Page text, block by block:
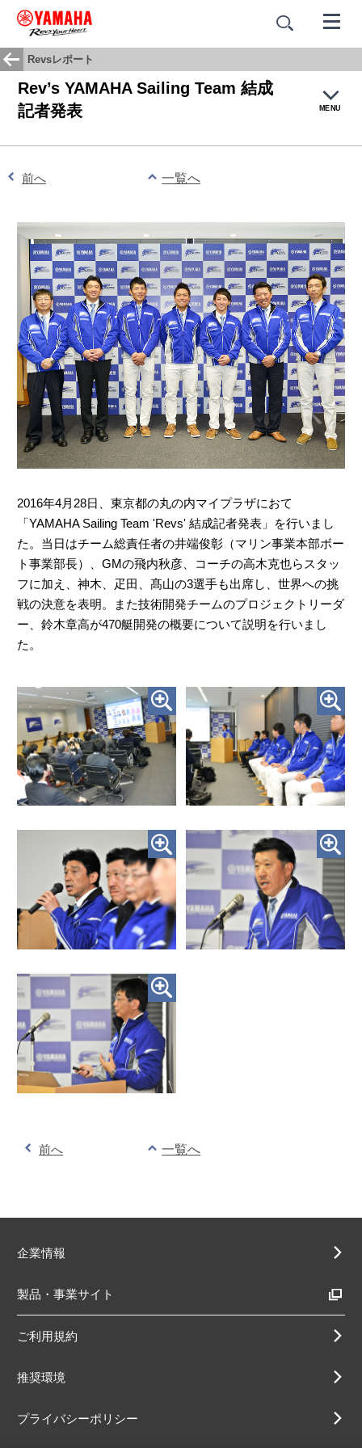
Revsレポート
Rev’s YAMAHA Sailing Team 結成
記者発表
MENU
選手
スケジュール
Revsレポート
前へ 一覧へ
2016年4月28日、東京都の丸の内マイプラザにおて
「YAMAHA Sailing Team 'Revs' 結成記者発表」を行いまし
た。当日はチーム総責任者の井端俊彰（マリン事業本部ボー
ト事業部長）、GMの飛内秋彦、コーチの高木克也らスタッ
フに加え、神木、疋田、髙山の3選手も出席し、世界への挑
戦の決意を表明。また技術開発チームのプロジェクトリーダ
ー、鈴木章高が470艇開発の概要について説明を行いまし
た。
前へ 一覧へ
企業情報
製品・事業サイト
ご利用規約
推奨環境
プライバシーポリシー